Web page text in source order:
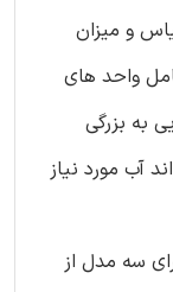
و میزان
واحد های
به بزرگی
آب مورد نیاز
سه مدل از